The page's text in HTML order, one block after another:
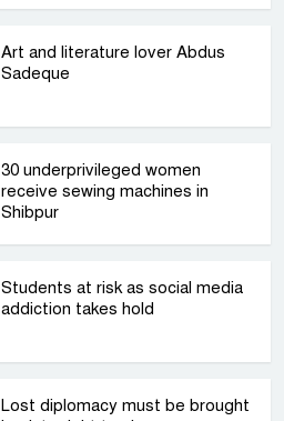
Art and literature lover Abdus
Sadeque
30 underprivileged women
receive sewing machines in
Shibpur
Students at risk as social media
addiction takes hold
Lost diplomacy must be brought